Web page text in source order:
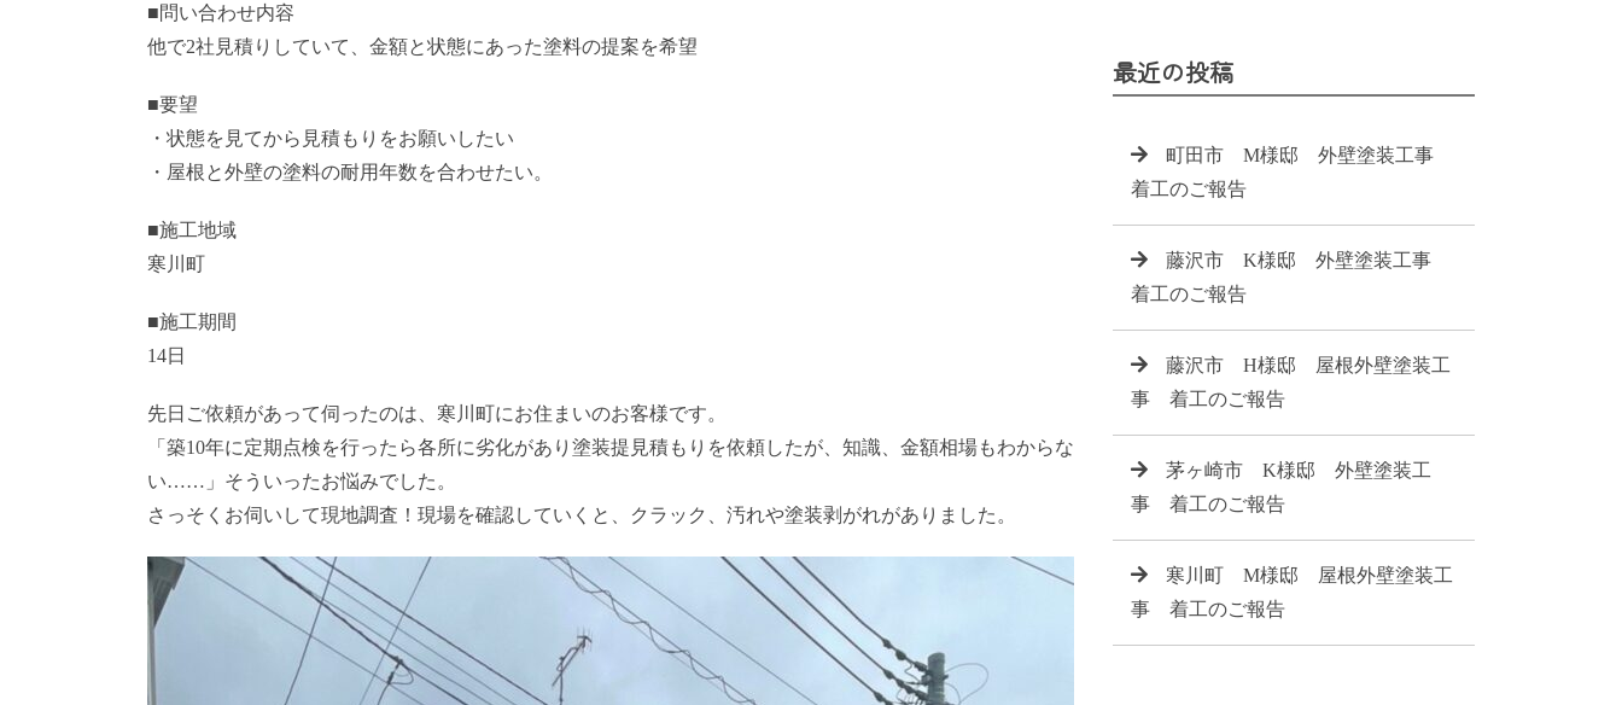
■問い合わせ内容
他で2社見積りしていて、金額と状態にあった塗料の提案を希望
■要望
・状態を見てから見積もりをお願いしたい
・屋根と外壁の塗料の耐用年数を合わせたい。
■施工地域
寒川町
■施工期間
14日
先日ご依頼があって伺ったのは、寒川町にお住まいのお客様です。
「築10年に定期点検を行ったら各所に劣化があり塗装提見積もりを依頼したが、知識、金額相場もわからな
い……」そういったお悩みでした。
さっそくお伺いして現地調査！現場を確認していくと、クラック、汚れや塗装剥がれがありました。
最近の投稿
町田市 M様邸 外壁塗装工事
着工のご報告
藤沢市 K様邸 外壁塗装工事
着工のご報告
藤沢市 H様邸 屋根外壁塗装工
事 着工のご報告
茅ヶ崎市 K様邸 外壁塗装工
事 着工のご報告
寒川町 M様邸 屋根外壁塗装工
事 着工のご報告